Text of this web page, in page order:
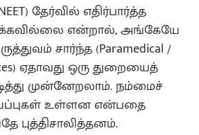
தேர்வில் எதிர்பார்த்த
என்றால், அங்கேயே
சார்ந்த (Paramedical /
ஏதாவது ஒரு துறையைத்
முன்னேறலாம். நம்மைச்
உள்ளன என்பதை